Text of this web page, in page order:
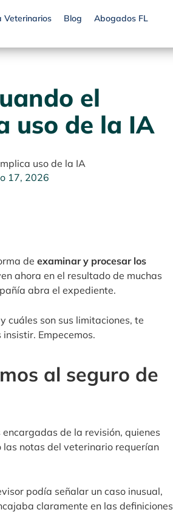
Veterinarios Blog Abogados FL
el
uso de la IA
uso de la IA
17, 2026
de examinar y procesar los
ahora en el resultado de muchas
abra el expediente.
cuáles son sus limitaciones, te
Empecemos.
al seguro de
de la revisión, quienes
notas del veterinario requerían
podía señalar un caso inusual,
claramente en las definiciones